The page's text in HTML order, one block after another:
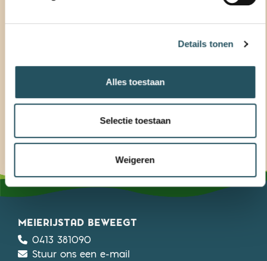
Details tonen
Alles toestaan
Selectie toestaan
Weigeren
MEIERIJSTAD BEWEEGT
0413 381090
Stuur ons een e-mail